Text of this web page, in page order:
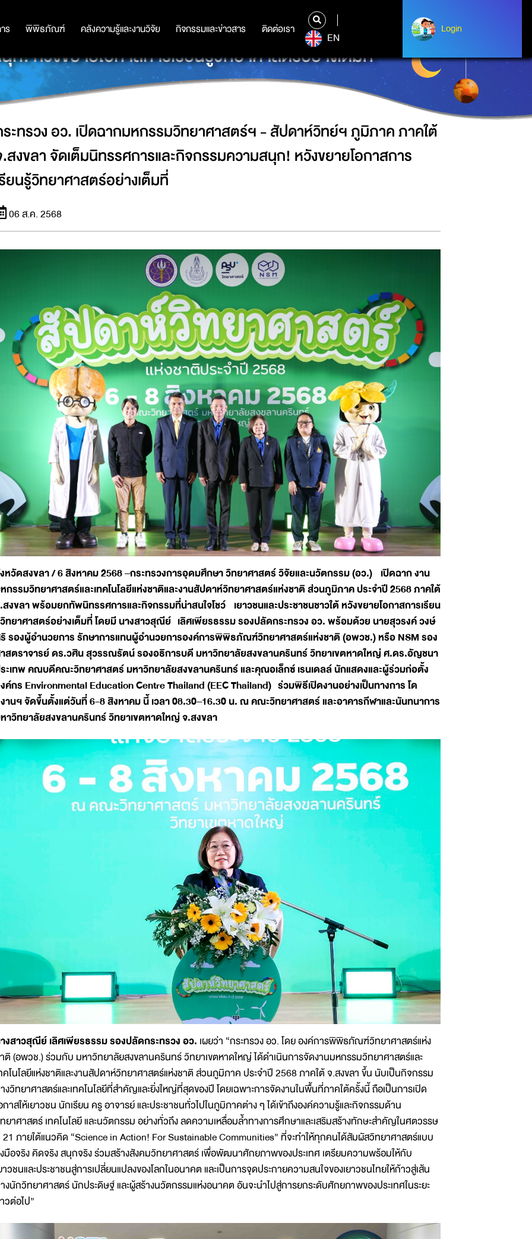
ร พิพิธภัณฑ์ คลังความรู้และงานวิจัย กิจกรรมและข่าวสาร ติดต่อเรา
ร พิพิธภัณฑ์ คลังความรู้และงานวิจัย กิจกรรมและข่าวสาร ติดต่อเรา
EN
Login
Login
ศาสตร์ฯ - สัปดาห์วิทย์ฯ ภูมิภาค ภาคใต้ จ.สงขลา จัดเต็มนิทรรศการและ
! หวังขยายโอกาสการเรียนรู้วิทยาศาสตร์อย่างเต็มที่
ะทรวง อว. เปิดฉากมหกรรมวิทยาศาสตร์ฯ - สัปดาห์วิทย์ฯ ภูมิภาค ภาคใต้
สงขลา จัดเต็มนิทรรศการและกิจกรรมความสนุก! หวังขยายโอกาสการ
ยนรู้วิทยาศาสตร์อย่างเต็มที่
06 ส.ค. 2568
หวัดสงขลา / 6 สิงหาคม 2568 –กระทรวงการอุดมศึกษา วิทยาศาสตร์ วิจัยและนวัตกรรม (อว.) เปิดฉาก งาน
กรรมวิทยาศาสตร์และเทคโนโลยีแห่งชาติและงานสัปดาห์วิทยาศาสตร์แห่งชาติ ส่วนภูมิภาค ประจำปี 2568 ภาคใต้
งขลา พร้อมยกทัพนิทรรศการและกิจกรรมที่น่าสนใจโชว์ เยาวชนและประชาชนชาวใต้ หวังขยายโอกาสการเรียน
ทยาศาสตร์อย่างเต็มที่ โดยมี นางสาวสุณีย์ เลิศเพียรธรรม รองปลัดกระทรวง อว. พร้อมด้วย นายสุวรงค์ วงษ์
รองผู้อำนวยการ รักษาการแทนผู้อำนวยการองค์การพิพิธภัณฑ์วิทยาศาสตร์แห่งชาติ (อพวช.) หรือ NSM รอง
สตราจารย์ ดร.วศิน สุวรรณรัตน์ รองอธิการบดี มหาวิทยาลัยสงขลานครินทร์ วิทยาเขตหาดใหญ่ ศ.ดร.อัญชนา
ะเทพ คณบดีคณะวิทยาศาสตร์ มหาวิทยาลัยสงขลานครินทร์ และคุณอเล็กซ์ เรนเดลล์ นักแสดงและผู้ร่วมก่อตั้ง
ค์กร Environmental Education Centre Thailand (EEC Thailand) ร่วมพิธีเปิดงานอย่างเป็นทางการ โด
านฯ จัดขึ้นตั้งแต่วันที่ 6-8 สิงหาคม นี้ เวลา 08.30–16.30 น. ณ คณะวิทยาศาสตร์ และอาคารกีฬาและนันทนาการ
าวิทยาลัยสงขลานครินทร์ วิทยาเขตหาดใหญ่ จ.สงขลา
งสาวสุณีย์ เลิศเพียรธรรม รองปลัดกระทรวง อว. เผยว่า “กระทรวง อว. โดย องค์การพิพิธภัณฑ์วิทยาศาสตร์แห่ง
ติ (อพวช.) ร่วมกับ มหาวิทยาลัยสงขลานครินทร์ วิทยาเขตหาดใหญ่ ได้ดำเนินการจัดงานมหกรรมวิทยาศาสตร์และ
คโนโลยีแห่งชาติและงานสัปดาห์วิทยาศาสตร์แห่งชาติ ส่วนภูมิภาค ประจำปี 2568 ภาคใต้ จ.สงขลา ขึ้น นับเป็นกิจกรรม
งวิทยาศาสตร์และเทคโนโลยีที่สำคัญและยิ่งใหญ่ที่สุดของปี โดยเฉพาะการจัดงานในพื้นที่ภาคใต้ครั้งนี้ ถือเป็นการเปิด
กาสให้เยาวชน นักเรียน ครู อาจารย์ และประชาชนทั่วไปในภูมิภาคต่าง ๆ ได้เข้าถึงองค์ความรู้และกิจกรรมด้าน
ยาศาสตร์ เทคโนโลยี และนวัตกรรม อย่างทั่วถึง ลดความเหลื่อมล้ำทางการศึกษาและเสริมสร้างทักษะสำคัญในศตวรรษ
ภายใต้แนวคิด “Science in Action! For Sustainable Communities” ที่จะทำให้ทุกคนได้สัมผัสวิทยาศาสตร์แบบ
มือจริง คิดจริง สนุกจริง ร่วมสร้างสังคมวิทยาศาสตร์ เพื่อพัฒนาศักยภาพของประเทศ เตรียมความพร้อมให้กับ
าวชนและประชาชนสู่การเปลี่ยนแปลงของโลกในอนาคต และเป็นการจุดประกายความสนใจของเยาวชนไทยให้ก้าวสู่เส้น
งนักวิทยาศาสตร์ นักประดิษฐ์ และผู้สร้างนวัตกรรมแห่งอนาคต อันจะนำไปสู่การยกระดับศักยภาพของประเทศในระยะ
วต่อไป”